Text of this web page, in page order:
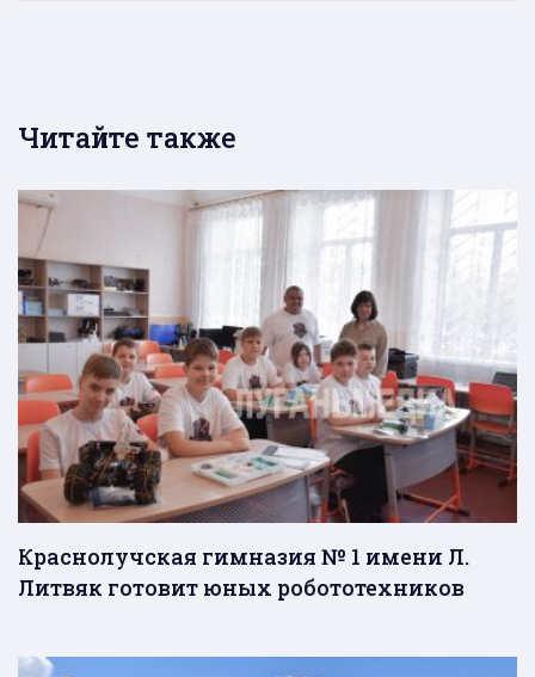
Читайте также
Краснолучская гимназия № 1 имени Л.
Литвяк готовит юных робототехников